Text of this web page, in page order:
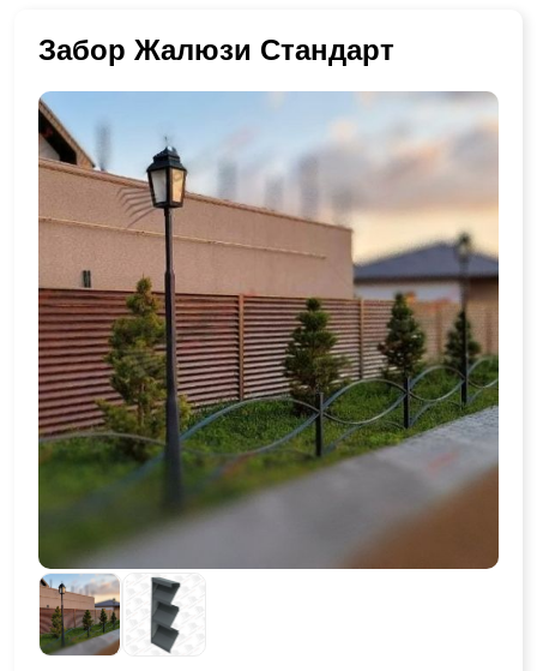
Забор Жалюзи Стандарт